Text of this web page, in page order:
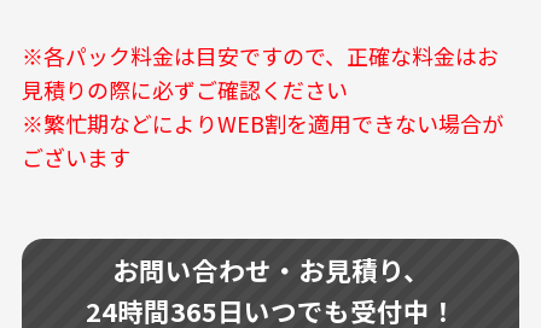
※各パック料金は目安ですので、正確な料金はお
見積りの際に必ずご確認ください
※繁忙期などによりWEB割を適用できない場合が
ございます
お問い合わせ・お見積り、
24時間365日いつでも受付中！